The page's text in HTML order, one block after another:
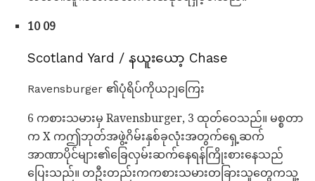
10 09
Scotland Yard / နယူးယော့ Chase
Ravensburger ၏ပုံရိပ်ကိုယဉျကြေး
6 ကစားသမားမှ Ravensburger, 3 ထုတ်ဝေသည်။ မစ္စတာ
က X ကဤဘုတ်အဖွဲ့ဂိမ်းနှစ်ခုလုံးအတွက်ရှေ့ဆက်
အာဏာပိုင်များ၏ခြေလှမ်းဆက်နေရန်ကြိုးစားနေသည်
ပြေးသည်။ တဦးတည်းကကစားသမားတခြားသူတွေကသူ့